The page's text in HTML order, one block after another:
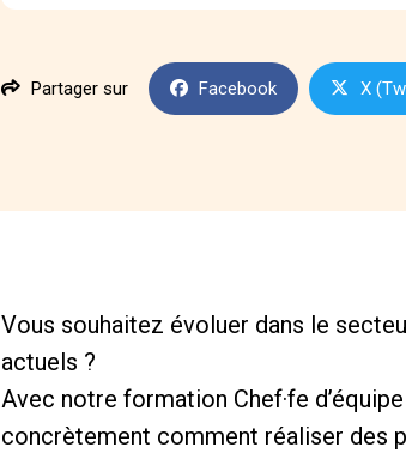
Partager sur Facebook X
Vous souhaitez évoluer dans le
actuels ?
Avec notre formation Chef·fe
concrètement comment réaliser des